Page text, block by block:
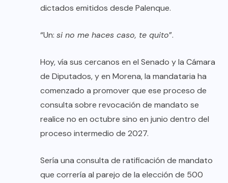
dictados emitidos desde Palenque.
“Un: si no me haces caso, te quito”.
Hoy, vía sus cercanos en el Senado y la Cámara
de Diputados, y en Morena, la mandataria ha
comenzado a promover que ese proceso de
consulta sobre revocación de mandato se
realice no en octubre sino en junio dentro del
proceso intermedio de 2027.
Sería una consulta de ratificación de mandato
que correría al parejo de la elección de 500